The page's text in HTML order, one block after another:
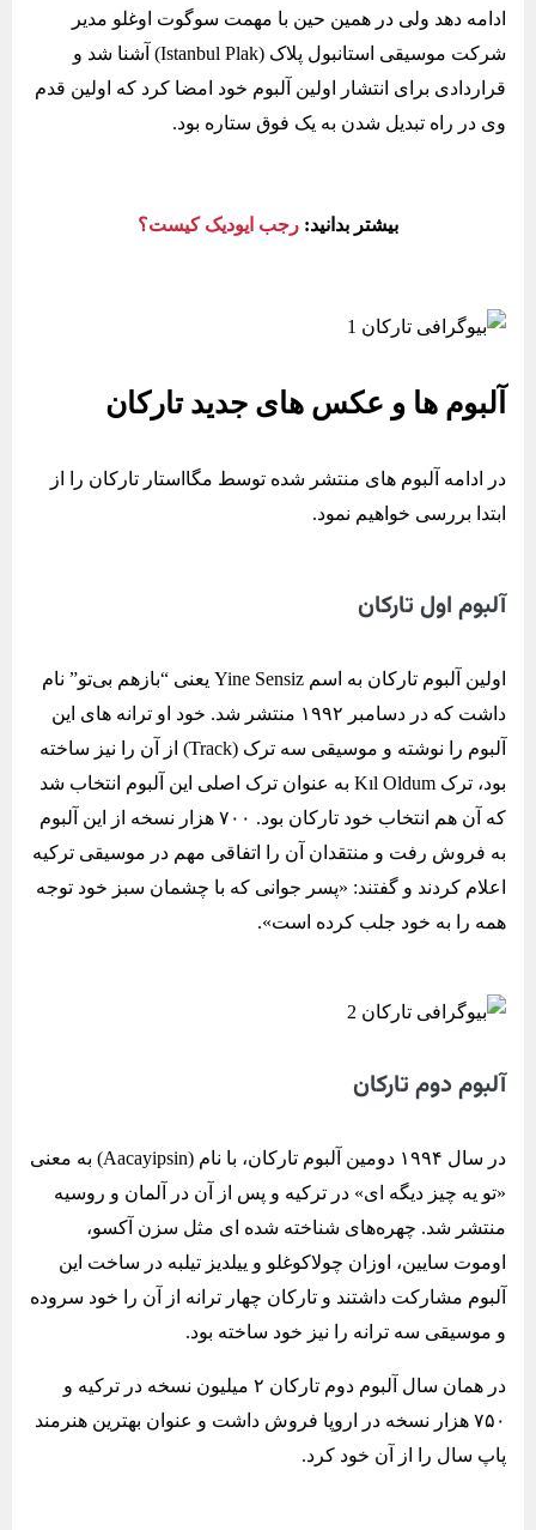
ادامه دهد ولی در همین حین با مهمت سوگوت اوغلو مدیر
شرکت موسیقی استانبول پلاک (Istanbul Plak) آشنا شد و
قراردادی برای انتشار اولین آلبوم خود امضا کرد که اولین قدم
وی در راه تبدیل شدن به یک فوق ستاره بود.
بیشتر بدانید: رجب ایودیک کیست؟
آلبوم ها و عکس های جدید تارکان
در ادامه آلبوم های منتشر شده توسط مگااستار تارکان را از
ابتدا بررسی خواهیم نمود.
آلبوم اول تارکان
اولین آلبوم تارکان به اسم Yine Sensiz یعنی “بازهم بی‌تو” نام
داشت که در دسامبر ۱۹۹۲ منتشر شد. خود او ترانه‌ های این
آلبوم را نوشته و موسیقی سه ترک (Track) از آن را نیز ساخته
بود، ترک Kıl Oldum به عنوان ترک اصلی این آلبوم انتخاب شد
که آن هم انتخاب خود تارکان بود. ۷۰۰ هزار نسخه از این آلبوم
به فروش رفت و منتقدان آن را اتفاقی مهم در موسیقی ترکیه
اعلام کردند و گفتند: «پسر جوانی که با چشمان سبز خود توجه
همه را به خود جلب کرده است».
آلبوم دوم تارکان
در سال ۱۹۹۴ دومین آلبوم تارکان، با نام (Aacayipsin) به معنی
«تو یه چیز دیگه ای» در ترکیه و پس از آن در آلمان و روسیه
منتشر شد. چهره‌های شناخته شده ‌ای مثل سزن آکسو،
اوموت سایین، اوزان چولاکوغلو و ییلدیز تیلبه در ساخت این
آلبوم مشارکت داشتند و تارکان چهار ترانه از آن را خود سروده
و موسیقی سه ترانه را نیز خود ساخته بود.
در همان سال آلبوم دوم تارکان ۲ میلیون نسخه در ترکیه و
۷۵۰ هزار نسخه در اروپا فروش داشت و عنوان بهترین هنرمند
پاپ سال را از آن خود کرد.